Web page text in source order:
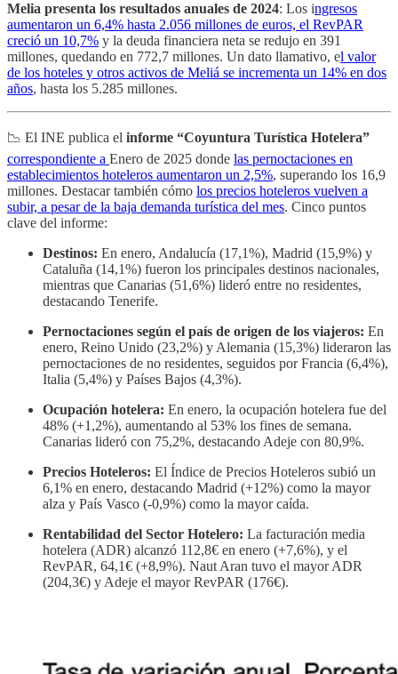
Melia presenta los resultados anuales de 2024: Los ingresos
aumentaron un 6,4% hasta 2.056 millones de euros, el RevPAR
creció un 10,7% y la deuda financiera neta se redujo en 391
millones, quedando en 772,7 millones. Un dato llamativo, el valor
de los hoteles y otros activos de Meliá se incrementa un 14% en dos
años, hasta los 5.285 millones.
📉 El INE publica el informe “Coyuntura Turística Hotelera”
correspondiente a Enero de 2025 donde las pernoctaciones en
establecimientos hoteleros aumentaron un 2,5%, superando los 16,9
millones. Destacar también cómo los precios hoteleros vuelven a
subir, a pesar de la baja demanda turística del mes. Cinco puntos
clave del informe:
Destinos: En enero, Andalucía (17,1%), Madrid (15,9%) y
Cataluña (14,1%) fueron los principales destinos nacionales,
mientras que Canarias (51,6%) lideró entre no residentes,
destacando Tenerife.
Pernoctaciones según el país de origen de los viajeros: En
enero, Reino Unido (23,2%) y Alemania (15,3%) lideraron las
pernoctaciones de no residentes, seguidos por Francia (6,4%),
Italia (5,4%) y Países Bajos (4,3%).
Ocupación hotelera: En enero, la ocupación hotelera fue del
48% (+1,2%), aumentando al 53% los fines de semana.
Canarias lideró con 75,2%, destacando Adeje con 80,9%.
Precios Hoteleros: El Índice de Precios Hoteleros subió un
6,1% en enero, destacando Madrid (+12%) como la mayor
alza y País Vasco (-0,9%) como la mayor caída.
Rentabilidad del Sector Hotelero: La facturación media
hotelera (ADR) alcanzó 112,8€ en enero (+7,6%), y el
RevPAR, 64,1€ (+8,9%). Naut Aran tuvo el mayor ADR
(204,3€) y Adeje el mayor RevPAR (176€).